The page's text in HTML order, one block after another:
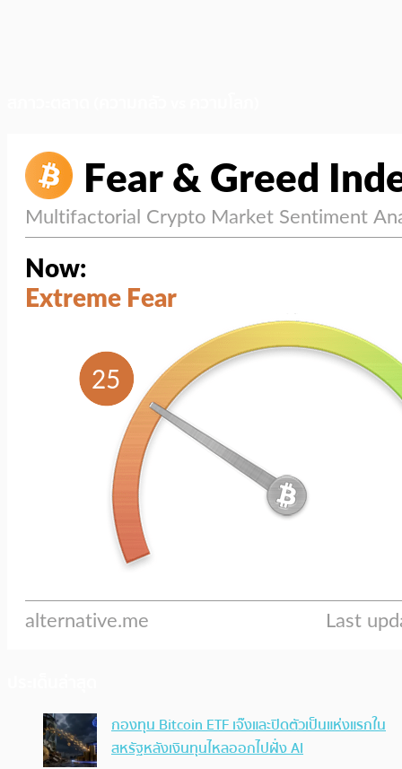
กองทุน Bitcoin ETF เจ๊งและปิดตัวเป็นแห่งแรกใน
สหรัฐหลังเงินทุนไหลออกไปฝั่ง AI